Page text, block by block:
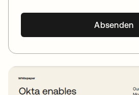
Absenden